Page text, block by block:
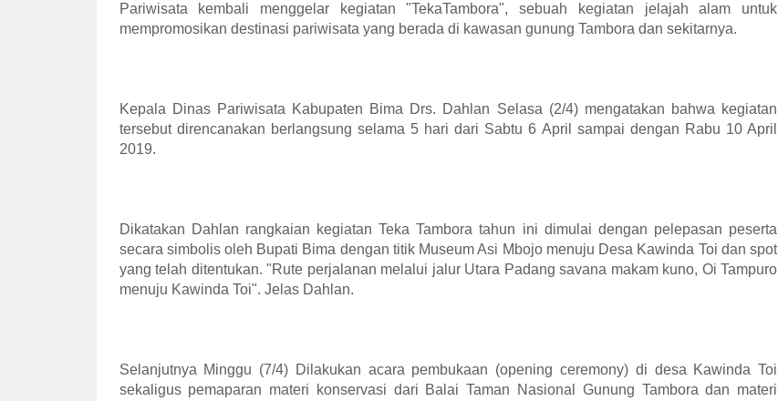
Pariwisata kembali menggelar kegiatan "TekaTambora", sebuah kegiatan jelajah alam untuk
mempromosikan destinasi pariwisata yang berada di kawasan gunung Tambora dan sekitarnya.
Kepala Dinas Pariwisata Kabupaten Bima Drs. Dahlan Selasa (2/4) mengatakan bahwa kegiatan
tersebut direncanakan berlangsung selama 5 hari dari Sabtu 6 April sampai dengan Rabu 10 April
2019.
Dikatakan Dahlan rangkaian kegiatan Teka Tambora tahun ini dimulai dengan pelepasan peserta
secara simbolis oleh Bupati Bima dengan titik Museum Asi Mbojo menuju Desa Kawinda Toi dan spot
yang telah ditentukan. "Rute perjalanan melalui jalur Utara Padang savana makam kuno, Oi Tampuro
menuju Kawinda Toi". Jelas Dahlan.
Selanjutnya Minggu (7/4) Dilakukan acara pembukaan (opening ceremony) di desa Kawinda Toi
sekaligus pemaparan materi konservasi dari Balai Taman Nasional Gunung Tambora dan materi